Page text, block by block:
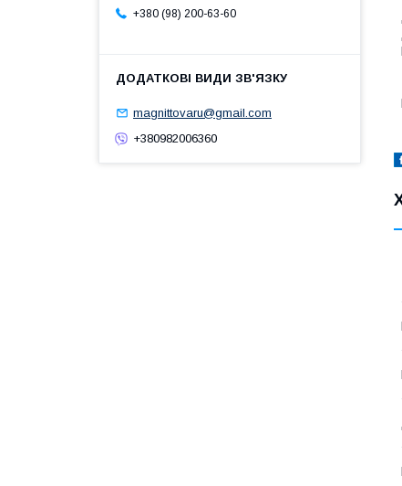
+380 (98) 200-63-60
magnittovaru@gmail.com
+380982006360